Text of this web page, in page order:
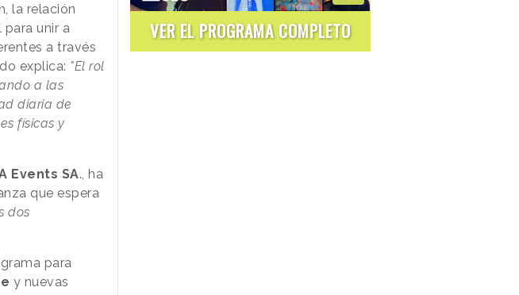
la relación
unir a
a través
explica: "El rol
a las
diaria de
físicas y
Events SA., ha
que espera
dos
para
y nuevas
VER EL PROGRAMA COMPLETO